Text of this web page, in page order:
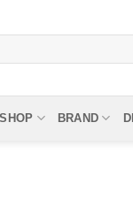
SHOP BRAND